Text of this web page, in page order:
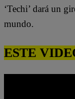
‘Techi’ dará un
mundo.
ESTE